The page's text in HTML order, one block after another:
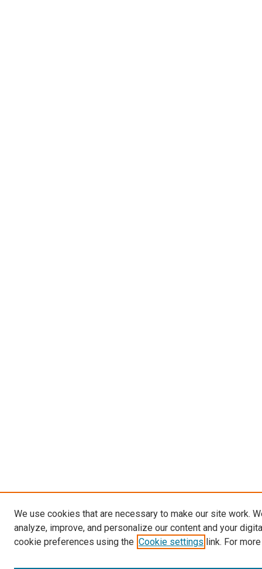
We use cookies that are necessary to make our site work.
analyze, improve, and personalize our content and your
cookie preferences using the Cookie settings link. For